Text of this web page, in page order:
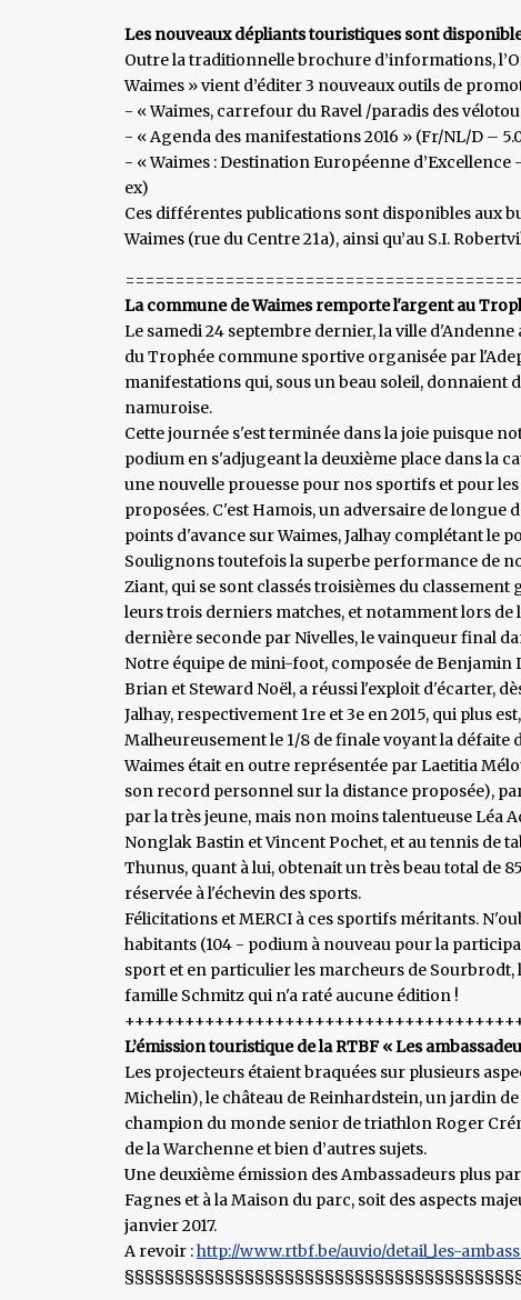
Les nouveaux dépliants touristiques sont
Outre la traditionnelle brochure d’informations,
Waimes » vient d’éditer 3 nouveaux outils de
- « Waimes, carrefour du Ravel /paradis des
- « Agenda des manifestations 2016 » (Fr/NL/D –
- « Waimes : Destination Européenne
ex)
Ces différentes publications sont disponibles aux
Waimes (rue du Centre 21a), ainsi qu’au S.I.
La commune de Waimes remporte l'argent au
Le samedi 24 septembre dernier, la ville
du Trophée commune sportive organisée par
manifestations qui, sous un beau soleil, donnaient
namuroise.
Cette journée s'est terminée dans la joie puisque
podium en s'adjugeant la deuxième place dans la
une nouvelle prouesse pour nos sportifs et pour
proposées. C'est Hamois, un adversaire de longue
points d'avance sur Waimes, Jalhay complétant le
Soulignons toutefois la superbe performance de
Ziant, qui se sont classés troisièmes du
leurs trois derniers matches, et notamment lors
dernière seconde par Nivelles, le vainqueur final
Notre équipe de mini-foot, composée de Benjamin
Brian et Steward Noël, a réussi l'exploit d'écarter,
Jalhay, respectivement 1re et 3e en 2015, qui plus
Malheureusement le 1/8 de finale voyant la défaite
Waimes était en outre représentée par Laetitia
son record personnel sur la distance proposée),
par la très jeune, mais non moins talentueuse Léa
Nonglak Bastin et Vincent Pochet, et au tennis de
Thunus, quant à lui, obtenait un très beau total de
réservée à l'échevin des sports.
Félicitations et MERCI à ces sportifs méritants.
habitants (104 - podium à nouveau pour la
sport et en particulier les marcheurs de
famille Schmitz qui n'a raté aucune édition !
L’émission touristique de la RTBF « Les
Les projecteurs étaient braquées sur plusieurs
Michelin), le château de Reinhardstein, un jardin
champion du monde senior de triathlon Roger
de la Warchenne et bien d’autres sujets.
Une deuxième émission des Ambassadeurs plus
Fagnes et à la Maison du parc, soit des aspects
janvier 2017.
A revoir :http://www.rtbf.be/auvio/detail_les-